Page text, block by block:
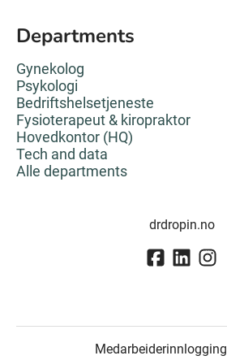
Departments
Gynekolog
Psykologi
Bedriftshelsetjeneste
Fysioterapeut & kiropraktor
Hovedkontor (HQ)
Tech and data
Alle departments
drdropin.no
Medarbeiderinnlogging